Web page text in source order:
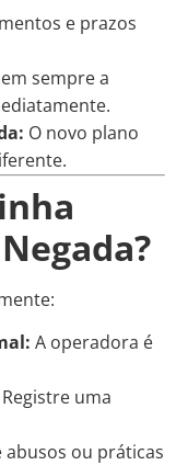
e prazos
sempre a
O novo plano
A operadora é
Registre uma
abusos ou práticas